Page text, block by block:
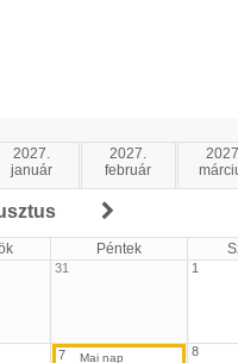
2027.
január
2027.
február
Péntek
31 1
7 8